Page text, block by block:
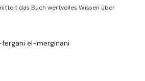
SEK
das Buch wertvolles Wissen über
el-merginani